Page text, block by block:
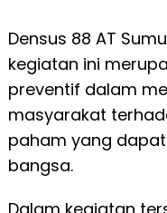
Densus 88 AT
kegiatan ini
preventif dalam
masyarakat
paham yang
bangsa.